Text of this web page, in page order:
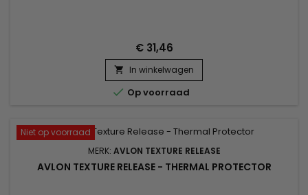
zorgen voor de ultieme conditioneringservaring terwijl het
haar...
€ 31,46
 In winkelwagen
 Op voorraad
Niet op voorraad
MERK: AVLON TEXTURE RELEASE
AVLON TEXTURE RELEASE - THERMAL PROTECTOR